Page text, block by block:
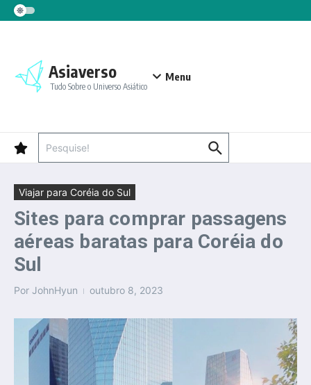
Ir para o conteúdo
Asiaverso
Tudo Sobre o Universo Asiático
Menu
Viajar para Coréia do Sul
Sites para comprar passagens
aéreas baratas para Coréia do
Sul
Por JohnHyun outubro 8, 2023